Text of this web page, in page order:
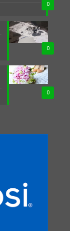
0
0
0